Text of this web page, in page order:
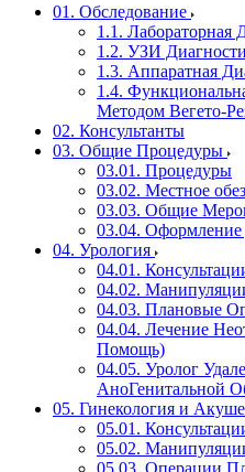
01. Обследование
1.1. Лабораторная
1.2. УЗИ
1.3. Аппаратная
1.4.
Методом Вегето-
02. Консультанты
03. Общие Процедуры
03.01. Процедуры
03.02. Местное
03.03. Общие
03.04. Оформление
04. Урология
04.01.
04.02.
04.03. Плановые
04.04. Лечение
Помощь)
04.05. Уролог
АноГенитальной
05. Гинекология и
05.01.
05.02.
05.03. Операции